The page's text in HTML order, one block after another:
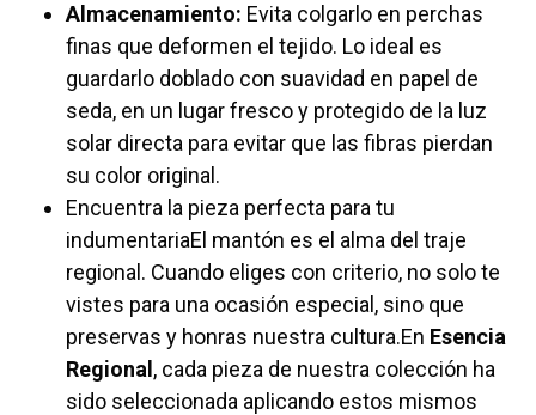
Almacenamiento: Evita colgarlo en perchas
finas que deformen el tejido. Lo ideal es
guardarlo doblado con suavidad en papel de
seda, en un lugar fresco y protegido de la luz
solar directa para evitar que las fibras pierdan
su color original.
Encuentra la pieza perfecta para tu
indumentariaEl mantón es el alma del traje
regional. Cuando eliges con criterio, no solo te
vistes para una ocasión especial, sino que
preservas y honras nuestra cultura.En Esencia
Regional , cada pieza de nuestra colección ha
sido seleccionada aplicando estos mismos